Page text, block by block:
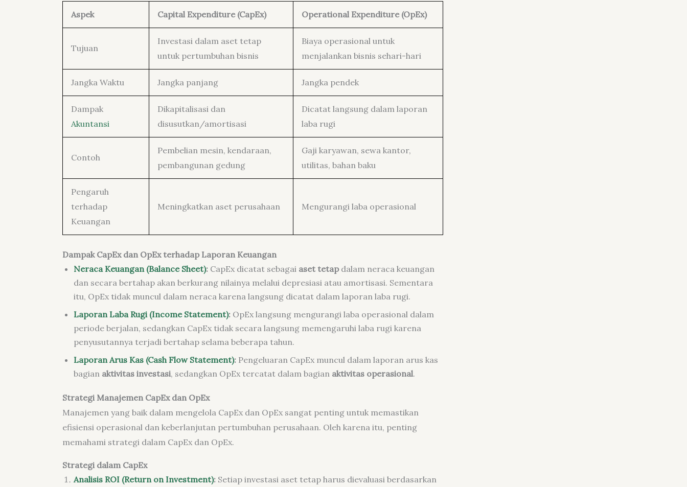
Aspek Capital Expenditure (CapEx) Operational Expenditure (OpEx)
Tujuan
Investasi dalam aset tetap
untuk pertumbuhan bisnis
Biaya operasional untuk
menjalankan bisnis sehari-hari
Jangka Waktu Jangka panjang Jangka pendek
Dampak
Akuntansi
Dikapitalisasi dan
disusutkan/amortisasi
Dicatat langsung dalam laporan
laba rugi
Contoh
Pembelian mesin, kendaraan,
pembangunan gedung
Gaji karyawan, sewa kantor,
utilitas, bahan baku
Pengaruh
terhadap
Keuangan
Meningkatkan aset perusahaan Mengurangi laba operasional
Dampak CapEx dan OpEx terhadap Laporan Keuangan
Neraca Keuangan (Balance Sheet): CapEx dicatat sebagai aset tetapdalam neraca keuangan
dan secara bertahap akan berkurang nilainya melalui depresiasi atau amortisasi. Sementara
itu, OpEx tidak muncul dalam neraca karena langsung dicatat dalam laporan laba rugi.
Laporan Laba Rugi (Income Statement): OpEx langsung mengurangi laba operasional dalam
periode berjalan, sedangkan CapEx tidak secara langsung memengaruhi laba rugi karena
penyusutannya terjadi bertahap selama beberapa tahun.
Laporan Arus Kas (Cash Flow Statement): Pengeluaran CapEx muncul dalam laporan arus kas
bagian aktivitas investasi, sedangkan OpEx tercatat dalam bagian aktivitas operasional.
Strategi Manajemen CapEx dan OpEx
Manajemen yang baik dalam mengelola CapEx dan OpEx sangat penting untuk memastikan
efisiensi operasional dan keberlanjutan pertumbuhan perusahaan. Oleh karena itu, penting
memahami strategi dalam CapEx dan OpEx.
Strategi dalam CapEx
Analisis ROI (Return on Investment):Setiap investasi aset tetap harus dievaluasi berdasarkan